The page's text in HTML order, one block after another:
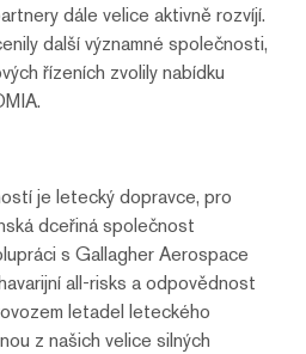
dále velice aktivně rozvíjí.
další významné společnosti,
řízeních zvolily nabídku
je letecký dopravce, pro
dceřiná společnost
s Gallagher Aerospace
all-risks a odpovědnost
letadel leteckého
z našich velice silných